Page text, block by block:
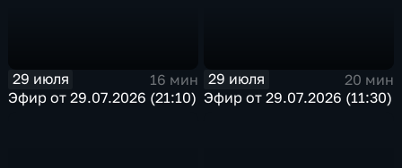
29 июля
16 мин
Эфир от 29.07.2026 (21:10)
29 июля
20 мин
Эфир от 29.07.2026 (11:30)